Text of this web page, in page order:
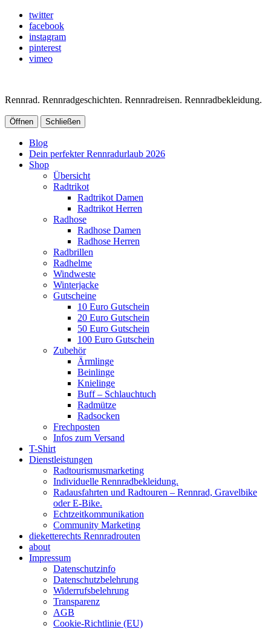
twitter
facebook
instagram
pinterest
vimeo
Rennrad. Rennradgeschichten. Rennradreisen. Rennradbekleidung.
Öffnen Schließen
Blog
Dein perfekter Rennradurlaub 2026
Shop
Übersicht
Radtrikot
Radtrikot Damen
Radtrikot Herren
Radhose
Radhose Damen
Radhose Herren
Radbrillen
Radhelme
Windweste
Winterjacke
Gutscheine
10 Euro Gutschein
20 Euro Gutschein
50 Euro Gutschein
100 Euro Gutschein
Zubehör
Ärmlinge
Beinlinge
Knielinge
Buff – Schlauchtuch
Radmütze
Radsocken
Frechposten
Infos zum Versand
T-Shirt
Dienstleistungen
Radtourismusmarketing
Individuelle Rennradbekleidung.
Radausfahrten und Radtouren – Rennrad, Gravelbike
oder E-Bike.
Echtzeitkommunikation
Community Marketing
dieketterechts Rennradrouten
about
Impressum
Datenschutzinfo
Datenschutzbelehrung
Widerrufsbelehrung
Transparenz
AGB
Cookie-Richtlinie (EU)